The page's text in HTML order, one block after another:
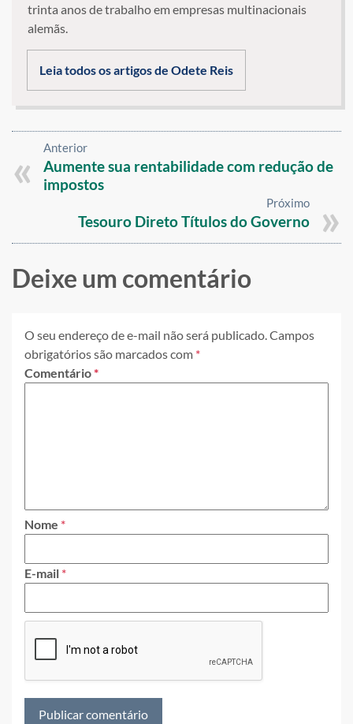
trinta anos de trabalho em empresas multinacionais
alemãs.
Leia todos os artigos de Odete Reis
Anterior
Aumente sua rentabilidade com redução de
impostos
Próximo
Tesouro Direto Títulos do Governo
Deixe um comentário
O seu endereço de e-mail não será publicado.Campos
obrigatórios são marcados com *
Comentário*
Nome *
E-mail *